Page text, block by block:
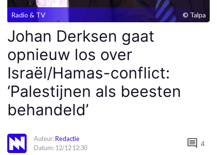
Radio & TV © Talpa
Johan Derksen gaat
opnieuw los over
Israël/Hamas-conflict:
‘Palestijnen als beesten
behandeld’
Auteur:Redactie
Datum: 12/12 12:30
comment 4